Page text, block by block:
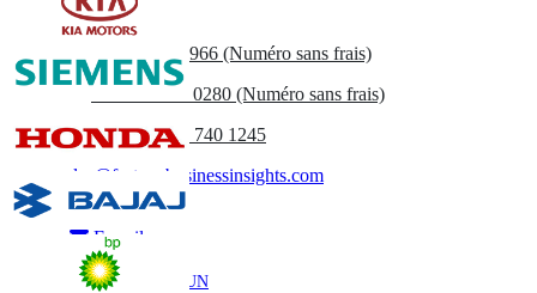
Contactez-nous
+1 833 909 2966 (Numéro sans frais)
+44 808 502 0280 (Numéro sans frais)
(APAC) +91 744 740 1245
sales@fortunebusinessinsights.com
Appel
E-mail
TÉLÉCHARGER UN